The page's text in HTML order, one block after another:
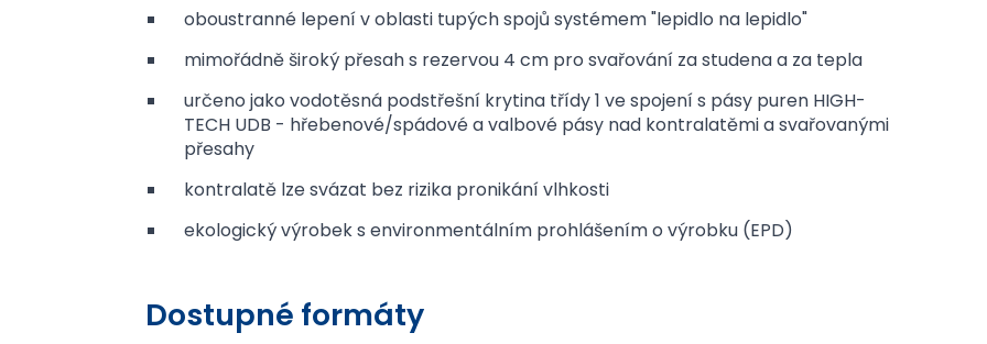
oboustranné lepení v oblasti tupých spojů systémem "lepidlo na lepidlo"
mimořádně široký přesah s rezervou 4 cm pro svařování za studena a za tepla
určeno jako vodotěsná podstřešní krytina třídy 1 ve spojení s pásy puren HIGH-
TECH UDB - hřebenové/spádové a valbové pásy nad kontralatěmi a svařovanými
přesahy
kontralatě lze svázat bez rizika pronikání vlhkosti
ekologický výrobek s environmentálním prohlášením o výrobku (EPD)
Dostupné formáty